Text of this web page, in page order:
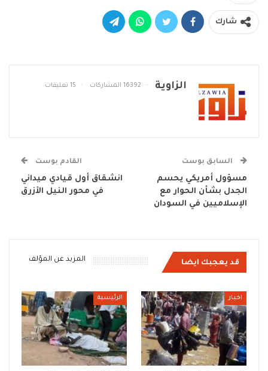
شارك
الزاوية 16392 المشاركات 15 تعليقات
السابق بوست
مسؤول أمريكي يحسم
الجدل بشأن الحوار مع
الإسلاميين في السودان
القادم بوست
انشقاق أول قيادي ميداني
في محور النيل الأزرق
قد يعجبك ايضا المزيد عن المؤلف
اخبار الرئيسية